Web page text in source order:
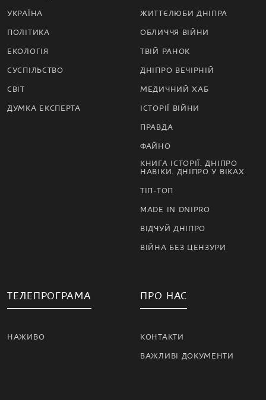
УКРАЇНА
ПОЛІТИКА
ЕКОЛОГІЯ
СУСПІЛЬСТВО
СВІТ
ДУМКА ЕКСПЕРТА
ЖИТТЄЛЮБИ ДНІПРА
ОБЛИЧЧЯ ВІЙНИ
ТВІЙ РАНОК
ДНІПРО ВЕЧІРНІЙ
МЕДИЧНИЙ ХАБ
ІСТОРІЇ ВІЙНИ
ПРАВДА
ФАЙНО
КНИГА ІСТОРІЇ. ДНІПРО
НАВІКИ. ДНІПРО У ВІКАХ
ТІП-ТОП
MADE IN DNIPRO
ВІДЧУЙ ДНІПРО
ВІЙНА БЕЗ ЦЕНЗУРИ
ТЕЛЕПРОГРАМА
НАЖИВО
ПРО НАС
КОНТАКТИ
ВАЖЛИВІ ДОКУМЕНТИ